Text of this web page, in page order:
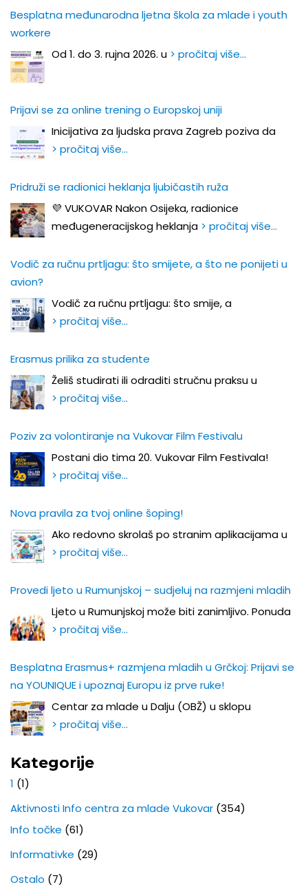
Besplatna međunarodna ljetna škola za mlade i youth
workere
Od 1. do 3. rujna 2026. u > pročitaj više…
Prijavi se za online trening o Europskoj uniji
Inicijativa za ljudska prava Zagreb poziva da
> pročitaj više…
Pridruži se radionici heklanja ljubičastih ruža
💜 VUKOVAR Nakon Osijeka, radionice
međugeneracijskog heklanja > pročitaj više…
Vodič za ručnu prtljagu: što smijete, a što ne ponijeti u
avion?
Vodič za ručnu prtljagu: što smije, a
> pročitaj više…
Erasmus prilika za studente
Želiš studirati ili odraditi stručnu praksu u
> pročitaj više…
Poziv za volontiranje na Vukovar Film Festivalu
Postani dio tima 20. Vukovar Film Festivala!
> pročitaj više…
Nova pravila za tvoj online šoping!
Ako redovno skrolaš po stranim aplikacijama u
> pročitaj više…
Provedi ljeto u Rumunjskoj – sudjeluj na razmjeni mladih
Ljeto u Rumunjskoj može biti zanimljivo. Ponuda
> pročitaj više…
Besplatna Erasmus+ razmjena mladih u Grčkoj: Prijavi se
na YOUNIQUE i upoznaj Europu iz prve ruke!
Centar za mlade u Dalju (OBŽ) u sklopu
> pročitaj više…
Kategorije
1 (1)
Aktivnosti Info centra za mlade Vukovar (354)
Info točke (61)
Informativke (29)
Ostalo (7)